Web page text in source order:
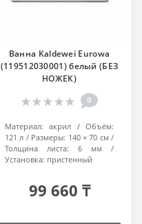
Ванна Kaldewei Eurowa
(119512030001) белый (БЕЗ
НОЖЕК)
0
Материал: акрил
Объём:
121 л
Размеры: 140 × 70 см
Толщина листа:
6 мм
Установка: пристенный
99 660 ₸